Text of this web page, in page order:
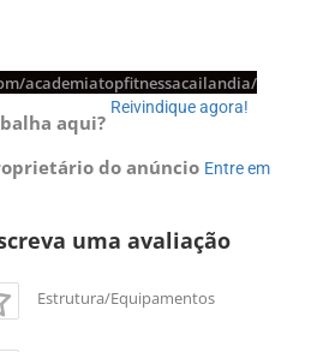
academiatopfitnessacailandia/
aqui?
Reivindique agora!
do anúncio Entre em
uma avaliação
Estrutura/Equipamentos